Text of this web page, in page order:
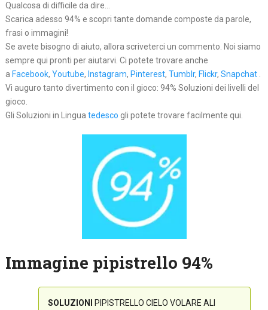
Qualcosa di difficile da dire…
Scarica adesso 94% e scopri tante domande composte da parole,
frasi o immagini!
Se avete bisogno di aiuto, allora scriveterci un commento. Noi siamo
sempre qui pronti per aiutarvi. Ci potete trovare anche
a Facebook, Youtube, Instagram, Pinterest, Tumblr, Flickr, Snapchat.
Vi auguro tanto divertimento con il gioco: 94% Soluzioni dei livelli del
gioco.
Gli Soluzioni in Lingua tedesco gli potete trovare facilmente qui.
Immagine pipistrello 94%
SOLUZIONI PIPISTRELLO CIELO VOLARE ALI